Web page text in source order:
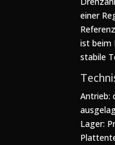
einer
ist beim
stabile
Antrieb:
Lager: